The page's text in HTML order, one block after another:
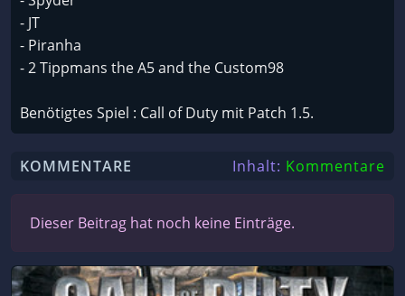
- JT
- Piranha
- 2 Tippmans the A5 and the Custom98
Benötigtes Spiel : Call of Duty mit Patch 1.5.
KOMMENTARE Inhalt: Kommentare
Dieser Beitrag hat noch keine Einträge.